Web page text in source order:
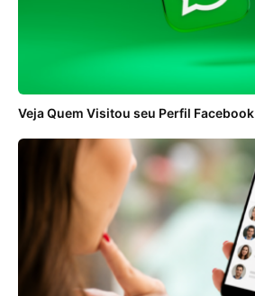
Veja Quem Visitou seu Perfil Facebook